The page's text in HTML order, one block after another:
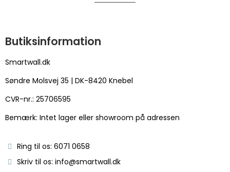
Butiksinformation
Smartwall.dk
Søndre Molsvej 35 | DK-8420 Knebel
CVR-nr.: 25706595
Bemærk: Intet lager eller showroom på adressen
Ring til os: 6071 0658
Skriv til os: info@smartwall.dk